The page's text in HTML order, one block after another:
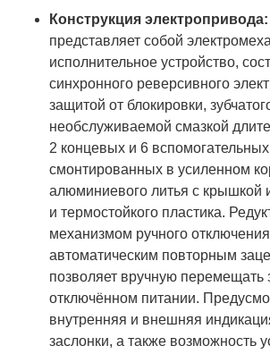
Конструкция электропривода:
представляет собой
исполнительное устройство,
синхронного реверсивного
защитой от блокировки,
необслуживаемой смазкой
2 концевых и 6
смонтированных в усиленном
алюминиевого литья с крышкой
и термостойкого пластика.
механизмом ручного
автоматическим повторным
позволяет вручную перемещать
отключённом питании.
внутренняя и внешняя
заслонки, а также возможность